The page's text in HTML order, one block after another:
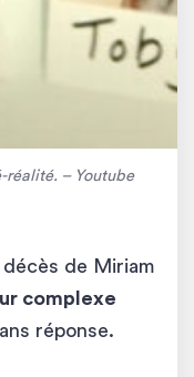
– Youtube
de Miriam
complexe
réponse.